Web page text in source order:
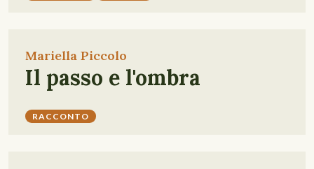
Mariella Piccolo
Il passo e l'ombra
RACCONTO